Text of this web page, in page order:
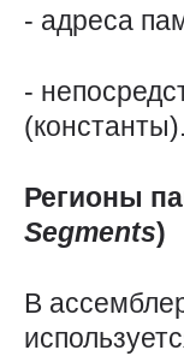
- адреса
-
(константы).
Регионы
Segments)
В